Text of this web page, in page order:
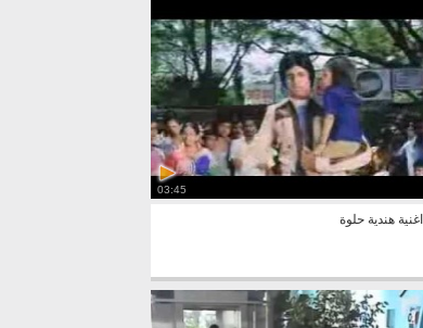
03:45
اغنية هندية حلوة